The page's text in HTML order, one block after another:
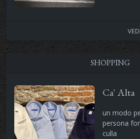
SHOPPING
Ca' Alta
un modo
persona
culla